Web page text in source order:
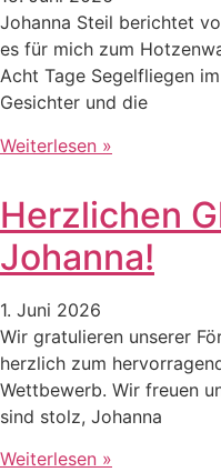
Johanna Steil berichtet
es für mich zum
Acht Tage Segelfliegen
Gesichter und die
Weiterlesen »
Herzlichen
Johanna!
1. Juni 2026
Wir gratulieren unserer
herzlich zum
Wettbewerb. Wir freuen
sind stolz, Johanna
Weiterlesen »